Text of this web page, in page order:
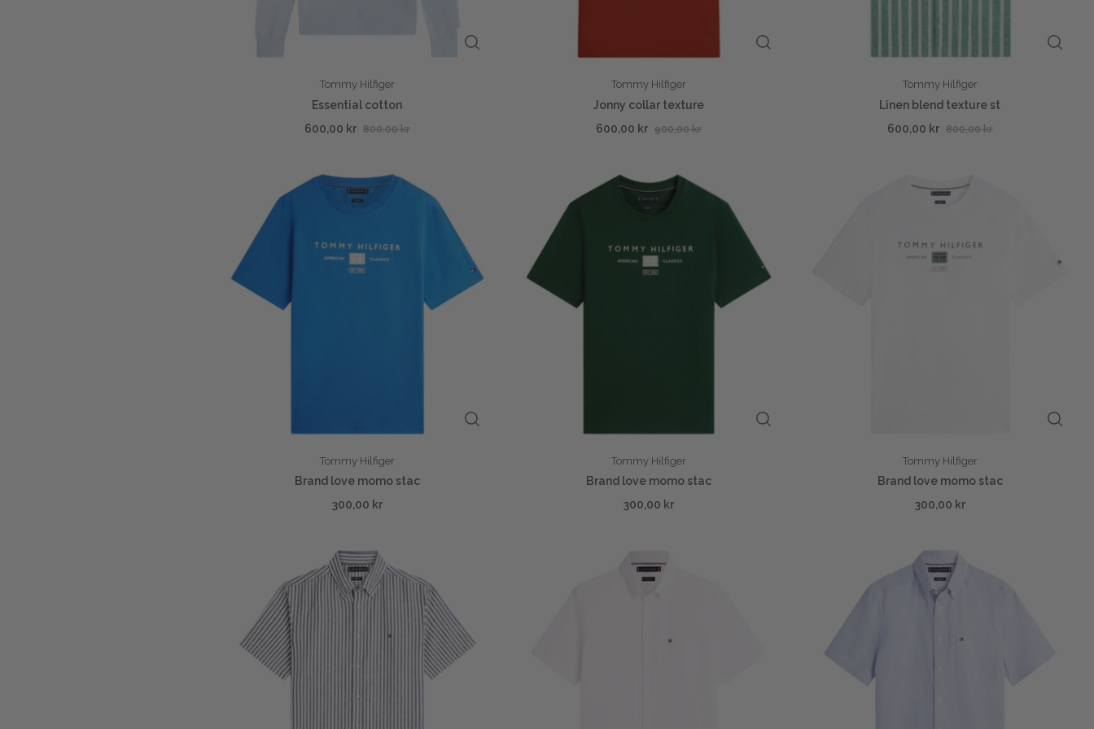
Tommy Hilfiger
Essential cotton
600,00 kr 800,00 kr
Tommy Hilfiger
Jonny collar texture
600,00 kr 900,00 kr
Tommy Hilfiger
Linen blend texture st
600,00 kr 800,00 kr
Tommy Hilfiger
Brand love momo stac
300,00 kr
Tommy Hilfiger
Brand love momo stac
300,00 kr
Tommy Hilfiger
Brand love momo stac
300,00 kr